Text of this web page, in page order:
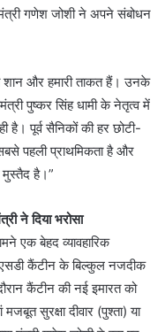
मंत्री गणेश जोशी ने अपने संबोधन
और हमारी ताकत हैं। उनके
पुष्कर सिंह धामी के नेतृत्व में
है। पूर्व सैनिकों की हर छोटी-
पहली प्राथमिकता है और
मुस्तैद है।”
ने दिया भरोसा
एक बेहद व्यावहारिक
कैंटीन के बिल्कुल नजदीक
कैंटीन की नई इमारत को
सुरक्षा दीवार (पुश्ता) या